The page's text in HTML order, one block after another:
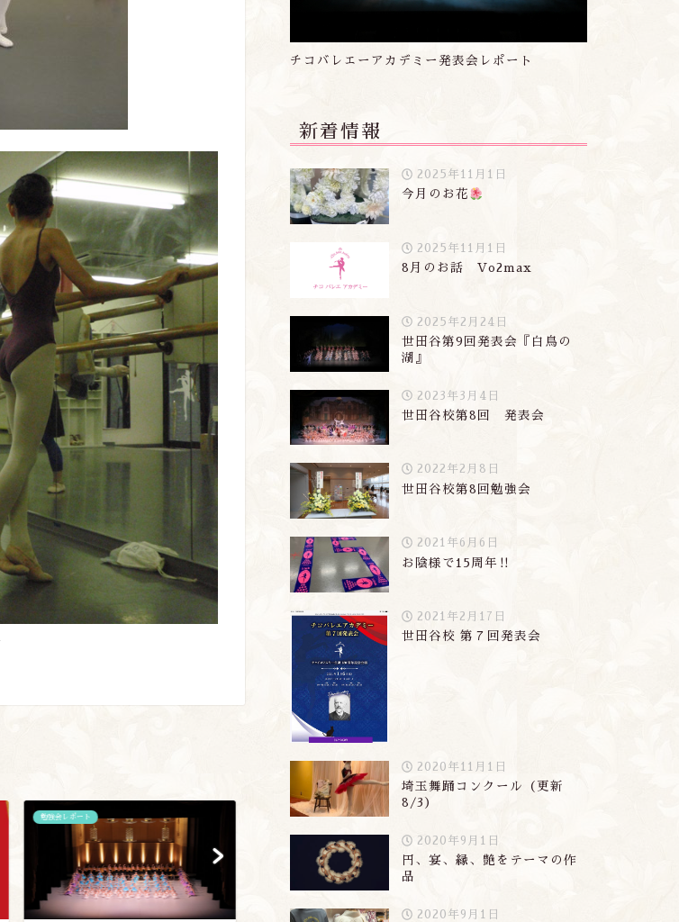
勉強会レポート 新着情報
チコバレエーアカデミー発表会レポート
新着情報
2025年11月1日
今月のお花
2025年11月1日
8月のお話 Vo2max
2025年2月24日
世田谷第9回発表会『白鳥の
湖』
2023年3月4日
世田谷校第8回 発表会
2022年2月8日
世田谷校第8回勉強会
2021年6月6日
お陰様で15周年‼︎
2021年2月17日
世田谷校 第７回発表会
2020年11月1日
埼玉舞踊コンクール（更新
8/3）
2020年9月1日
円、宴、縁、艶をテーマの作
品
2020年9月1日